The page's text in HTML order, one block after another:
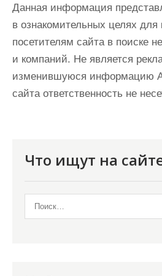
Данная информация
в ознакомительных целях
посетителям сайта в поиске
и компаний. Не является
изменившуюся информацию
сайта ответственность не
Что ищут на